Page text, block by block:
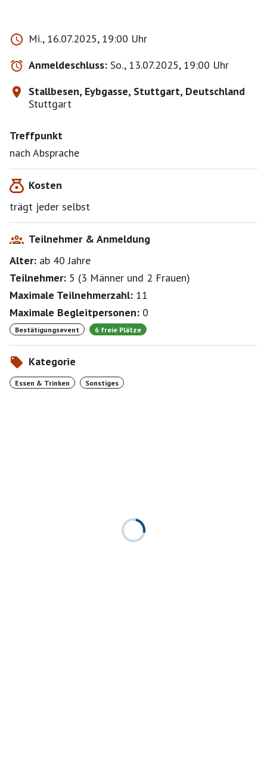
Mi., 16.07.2025, 19:00 Uhr
Anmeldeschluss: So., 13.07.2025, 19:00 Uhr
Stallbesen, Eybgasse, Stuttgart, Deutschland
Stuttgart
Treffpunkt
nach Absprache
Kosten
trägt jeder selbst
Teilnehmer & Anmeldung
Alter: ab 40Jahre
Teilnehmer: 5 (3 Männer und 2 Frauen)
Maximale Teilnehmerzahl: 11
Maximale Begleitpersonen: 0
Bestätigungsevent 6 freie Plätze
Kategorie
Essen & Trinken Sonstiges